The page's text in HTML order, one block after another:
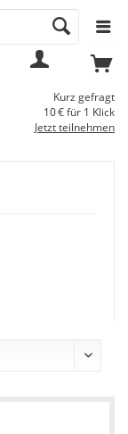
Kurz gefragt
10 € für 1 Klick
Jetzt teilnehmen